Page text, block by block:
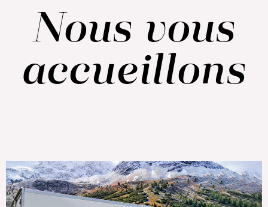
Nous vous
accueillons